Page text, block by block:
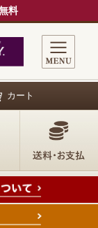
料
カート